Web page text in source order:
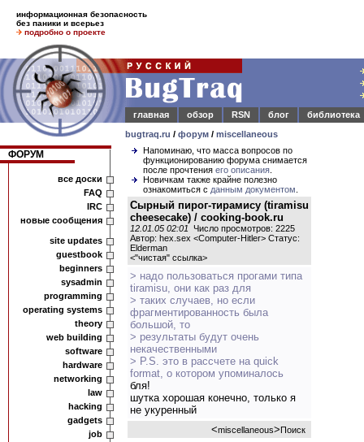
информационная безопасность
без паники и всерьез
подробно о проекте
главная обзор RSN блог
библиотека
bugtraq.ru / форум / miscellaneous
ФОРУМ
все доски
FAQ
IRC
новые сообщения
site updates
guestbook
beginners
sysadmin
programming
operating systems
theory
web building
software
hardware
networking
law
hacking
gadgets
job
Напоминаю, что масса вопросов по
функционированию форума снимается
после прочтения его описания
Новичкам также крайне полезно
ознакомиться с данным документом
Сырный пирог-тирамису (tiramisu
cheesecake) / cooking-book.ru
12.01.05 02:01 Число просмотров: 2225
Автор: hex.sex <Computer-Hitler> Статус:
Elderman
<"чистая" ссылка>
> надо пользоваться прогами типа
tiramisu, они как раз для
> таких случаев, но если
фрагментированность была
большой, то
> результаты будут очень
некачественными
> P.S. это в рассчете на quick
format, о котором упоминалось
бля!
шутка хорошая конечно, только я
не укуренный
<miscellaneous>Поиск